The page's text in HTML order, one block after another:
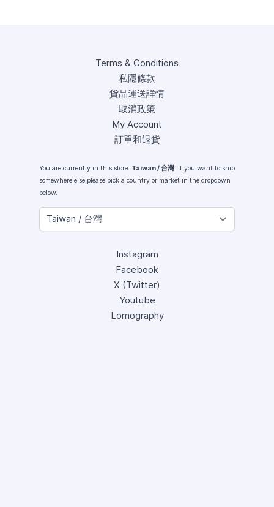
Terms & Conditions
私隱條款
貨品運送詳情
取消政策
My Account
訂單和退貨
You are currently in this store: Taiwan / 台灣. If you want to ship
somewhere else please pick a country or market in the dropdown
below.
Instagram
Facebook
X (Twitter)
Youtube
Lomography